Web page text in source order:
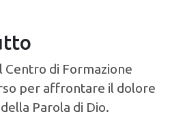
di Formazione
per affrontare il dolore
Parola di Dio.